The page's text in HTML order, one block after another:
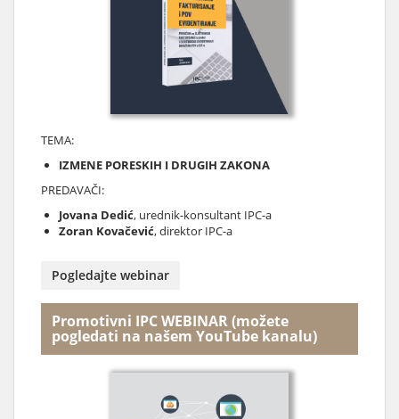
TEMA:
IZMENE PORESKIH I DRUGIH ZAKONA
PREDAVAČI:
Jovana Dedić, urednik-konsultant IPC-a
Zoran Kovačević, direktor IPC-a
Pogledajte webinar
Promotivni IPC WEBINAR (možete
pogledati na našem YouTube kanalu)